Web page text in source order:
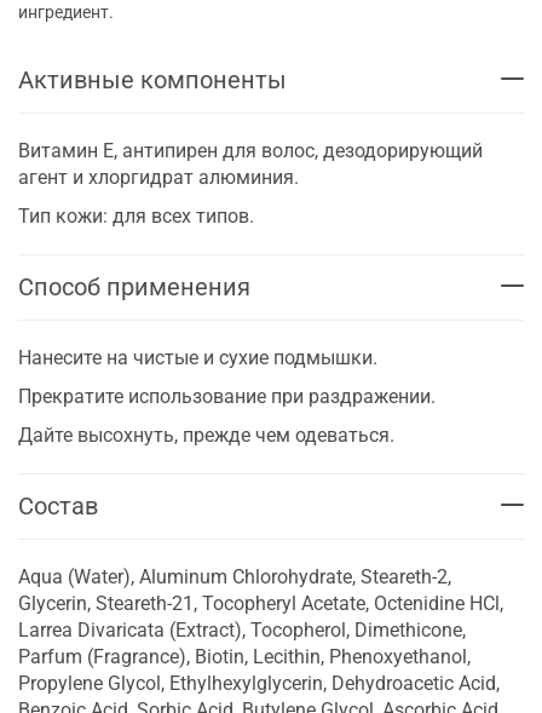
ингредиент.
Активные компоненты
Витамин Е, антипирен для волос, дезодорирующий
агент и хлоргидрат алюминия.
Тип кожи: для всех типов.
Способ применения
Нанесите на чистые и сухие подмышки.
Прекратите использование при раздражении.
Дайте высохнуть, прежде чем одеваться.
Состав
Aqua (Water), Aluminum Chlorohydrate, Steareth-2,
Glycerin, Steareth-21, Tocopheryl Acetate, Octenidine HCl,
Larrea Divaricata (Extract), Tocopherol, Dimethicone,
Parfum (Fragrance), Biotin, Lecithin, Phenoxyethanol,
Propylene Glycol, Ethylhexylglycerin, Dehydroacetic Acid,